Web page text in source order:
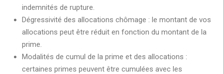
indemnités de rupture.
Dégressivité des allocations chômage : le montant de vos
allocations peut être réduit en fonction du montant de la
prime.
Modalités de cumul de la prime et des allocations :
certaines primes peuvent être cumulées avec les